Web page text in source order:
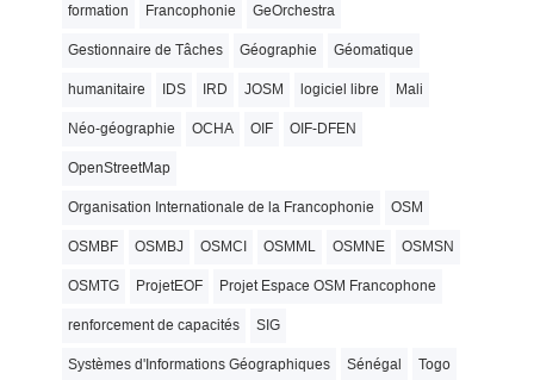
formation Francophonie GeOrchestra
Gestionnaire de Tâches Géographie Géomatique
humanitaire IDS IRD JOSM logiciel libre Mali
Néo-géographie OCHA OIF OIF-DFEN
OpenStreetMap
Organisation Internationale de la Francophonie OSM
OSMBF OSMBJ OSMCI OSMML OSMNE OSMSN
OSMTG ProjetEOF Projet Espace OSM Francophone
renforcement de capacités SIG
Systèmes d'Informations Géographiques Sénégal Togo